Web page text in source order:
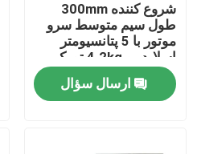
شروع کننده 300mm
طول سیم متوسط سرو
موتور با 5 پتانسیومتر
اسلایدر و 4.2kg تورک
استال
ارسال سؤال